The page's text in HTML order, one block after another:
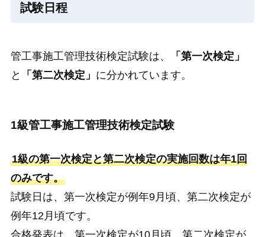
試験日程
管工事施工管理技術検定試験は、
「第一次検定」
と
「第二次検定」 に分かれています。
1級管工事施工管理技術検定試験
1級の第一次検定と第二次検定の実施回数は年1回
のみです。
試験日は、第一次検定が例年9月頃、第二次検定が
例年12月頃です。